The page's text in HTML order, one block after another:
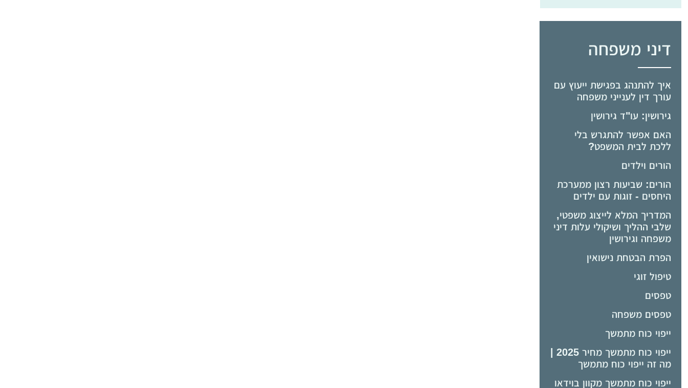
דיני משפחה
איך להתנהג בפגישת ייעוץ עם
עורך דין לענייני משפחה
גירושין: עו"ד גירושין
האם אפשר להתגרש בלי
ללכת לבית המשפט?
הורים וילדים
הורים: שביעות רצון ממערכת
היחסים - זוגות עם ילדים
המדריך המלא לייצוג משפטי,
שלבי ההליך ושיקולי עלות דיני
משפחה וגירושין
הפרת הבטחת נישואין
טיפול זוגי
טפסים
טפסים משפחה
ייפוי כוח מתמשך
מה זה ייפוי כוח מתמשך
ייפוי כוח מתמשך מקוון בוידאו